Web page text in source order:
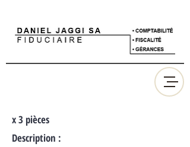
x 3 pièces
Description :